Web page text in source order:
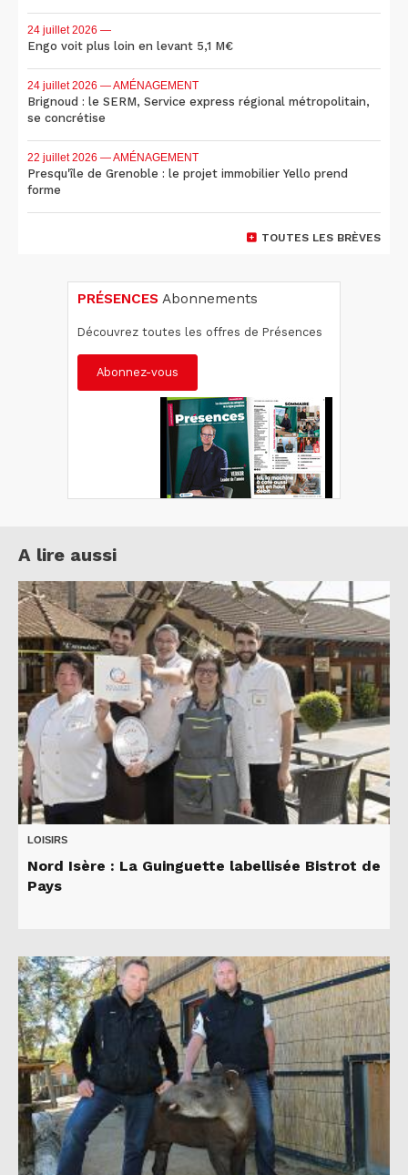
24 juillet 2026 —
Engo voit plus loin en levant 5,1 M€
24 juillet 2026 — AMÉNAGEMENT
Brignoud : le SERM, Service express régional métropolitain,
se concrétise
22 juillet 2026 — AMÉNAGEMENT
Presqu'île de Grenoble : le projet immobilier Yello prend
forme
TOUTES LES BRÈVES
PRÉSENCES Abonnements
Découvrez toutes les offres de Présences
Abonnez-vous
A lire aussi
LOISIRS
Nord Isère : La Guinguette labellisée Bistrot de
Pays